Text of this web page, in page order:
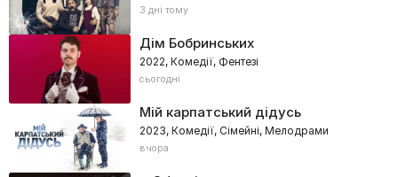
3 дні тому
Дім Бобринських
2022, Комедії, Фентезі
сьогодні
Мій карпатський дідусь
2023, Комедії, Сімейні, Мелодрами
вчора